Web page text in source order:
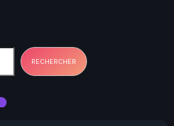
RECHERCHER